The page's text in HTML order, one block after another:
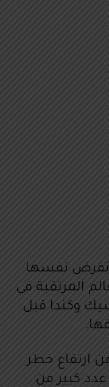
تفرض نفسها
المرتقبة في
وكندا قبل
ارتفاع خطر
عدد كبير من